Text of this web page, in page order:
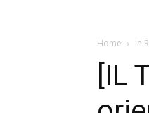
Home In
[IL